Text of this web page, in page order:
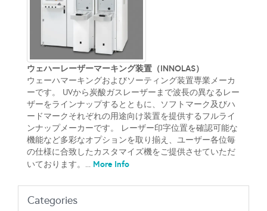
ウェハーレーザーマーキング装置（INNOLAS）
ウェーハマーキングおよびソーティング装置専業メーカ
ーです。 UVから炭酸ガスレーザーまで波長の異なるレー
ザーをラインナップするとともに、ソフトマーク及びハ
ードマークそれぞれの用途向け装置を提供するフルライ
ンナップメーカーです。 レーザー印字位置を確認可能な
機能など多彩なオプションを取り揃え、ユーザー各位毎
の仕様に合致したカスタマイズ機をご提供させていただ
いております。... More Info
Categories